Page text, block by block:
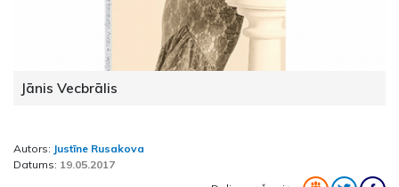
Jānis Vecbrālis
Autors: Justīne Rusakova
Datums: 19.05.2017